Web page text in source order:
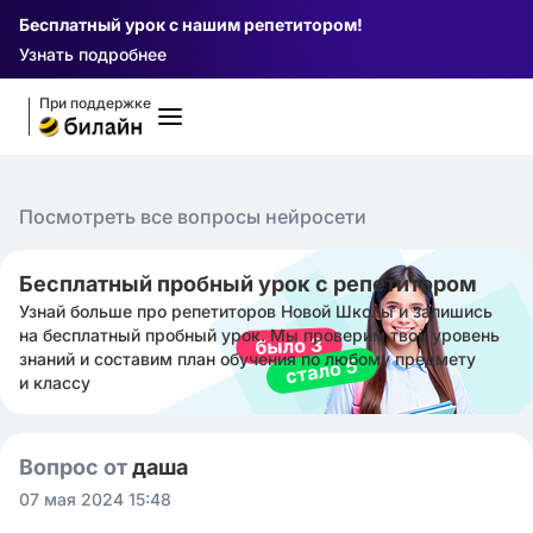
Бесплатный урок с нашим репетитором!
Узнать подробнее
При поддержке
Посмотреть все вопросы нейросети
Бесплатный пробный урок с репетитором
Узнай больше про репетиторов Новой Школы и запишись
на бесплатный пробный урок. Мы проверим твой уровень
знаний и составим план обучения по любому предмету
и классу
Вопрос отдаша ㅤ
07 мая 2024 15:48